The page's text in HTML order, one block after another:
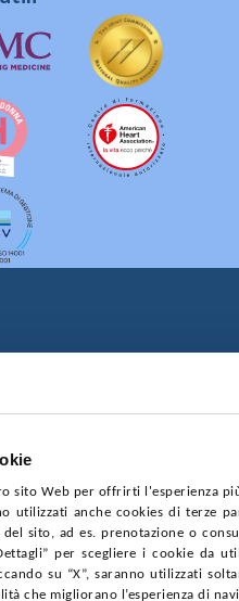
sito Web per offrirti l'esperienza
utilizzati anche cookies di terze
sito, ad es. prenotazione o
per scegliere i cookie da
su “X”, saranno utilizzati
che migliorano l’esperienza di
COOKIE POLICY
ACCESSIBILITÀ